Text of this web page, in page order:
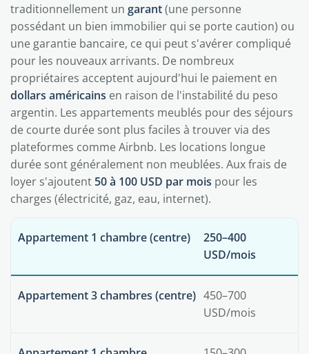
traditionnellement un garant(une personne
possédant un bien immobilier qui se porte caution) ou
une garantie bancaire, ce qui peut s'avérer compliqué
pour les nouveaux arrivants. De nombreux
propriétaires acceptent aujourd'hui le paiement en
dollars américains en raison de l'instabilité du peso
argentin. Les appartements meublés pour des séjours
de courte durée sont plus faciles à trouver via des
plateformes comme Airbnb. Les locations longue
durée sont généralement non meublées. Aux frais de
loyer s'ajoutent 50 à 100 USD par mois pour les
charges (électricité, gaz, eau, internet).
Appartement 1 chambre (centre)
250–400
USD/mois
Appartement 3 chambres (centre) 450–700
USD/mois